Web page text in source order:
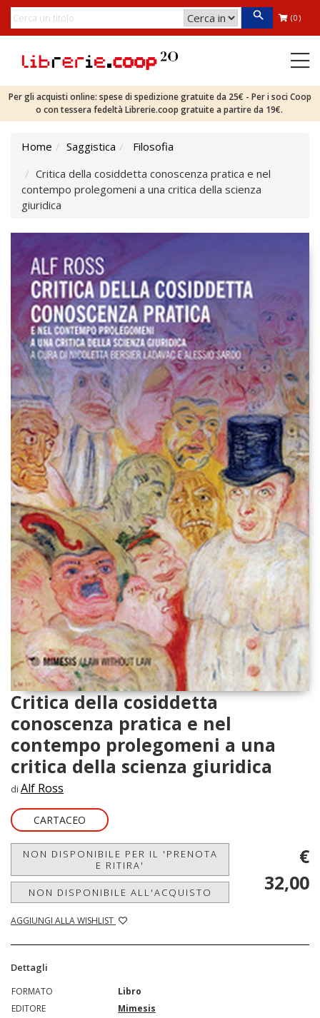
(0)
Per gli acquisti online: spese di spedizione gratuite da 25€ - Per i soci Coop
o con tessera fedeltà Librerie.coop gratuite a partire da 19€.
Home Saggistica
Filosofia
Critica della cosiddetta conoscenza pratica e nel
contempo prolegomeni a una critica della scienza
giuridica
Critica della cosiddetta
conoscenza pratica e nel
contempo prolegomeni a una
critica della scienza giuridica
di Alf Ross
CARTACEO
NON DISPONIBILE PER IL 'PRENOTA
E RITIRA'
NON DISPONIBILE ALL'ACQUISTO
AGGIUNGI ALLA WISHLIST
€
32,00
Dettagli
FORMATO
Libro
EDITORE
Mimesis